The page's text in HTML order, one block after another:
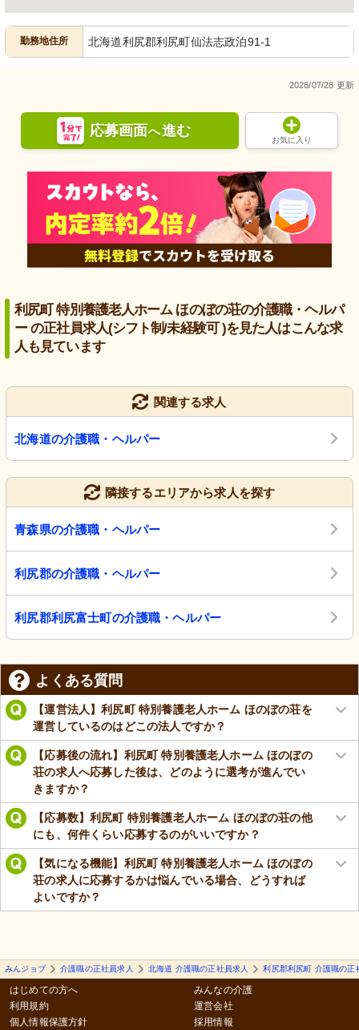
勤務地住所 北海道利尻郡利尻町仙法志政泊91-1
2026/07/28 更新
応募画面へ進む
お気に入り
利尻町 特別養護老人ホーム ほのぼの荘の介護職・ヘルパ
ー の正社員求人(シフト制/未経験可 )を見た人はこんな求
人も見ています
関連する求人
北海道の介護職・ヘルパー
隣接するエリアから求人を探す
青森県の介護職・ヘルパー
利尻郡の介護職・ヘルパー
利尻郡利尻富士町の介護職・ヘルパー
よくある質問
【運営法人】利尻町 特別養護老人ホーム ほのぼの荘を
運営しているのはどこの法人ですか？
【応募後の流れ】利尻町 特別養護老人ホーム ほのぼの
荘の求人へ応募した後は、どのように選考が進んでい
きますか？
【応募数】利尻町 特別養護老人ホーム ほのぼの荘の他
にも、何件くらい応募するのがいいですか？
【気になる機能】利尻町 特別養護老人ホーム ほのぼの
荘の求人に応募するかは悩んでいる場合、どうすれば
よいですか？
みんジョブ 介護職の正社員求人 北海道 介護職の正社員求人 利尻郡利尻町 介護職の正
はじめての方へ
利用規約
個人情報保護方針
みんなの介護
運営会社
採用情報